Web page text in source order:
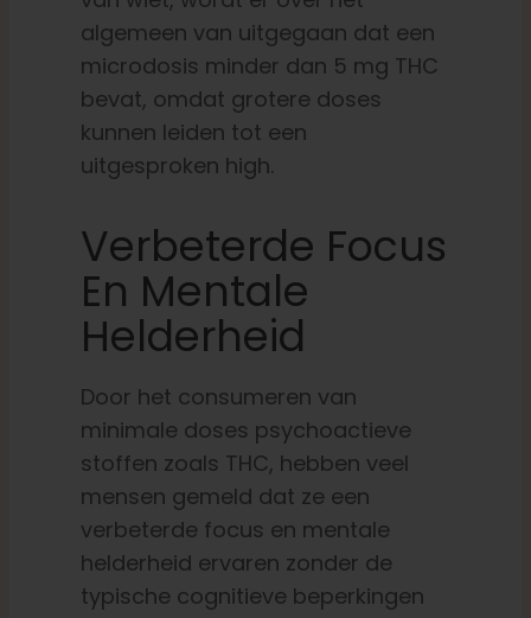
algemeen van uitgegaan dat een
microdosis minder dan 5 mg THC
bevat, omdat grotere doses
kunnen leiden tot een
uitgesproken high.
Verbeterde Focus
En Mentale
Helderheid
Door het consumeren van
minimale doses psychoactieve
stoffen zoals THC, hebben veel
mensen gemeld dat ze een
verbeterde focus en mentale
helderheid ervaren zonder de
typische cognitieve beperkingen